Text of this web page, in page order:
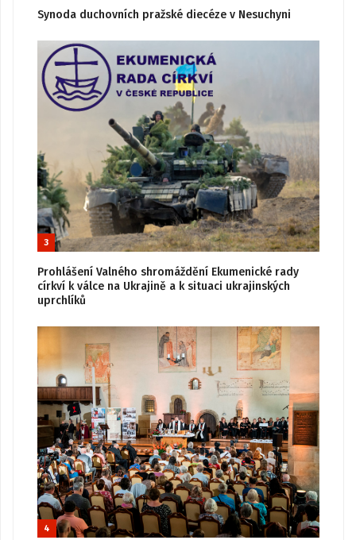
Synoda duchovních pražské diecéze v Nesuchyni
3
Prohlášení Valného shromáždění Ekumenické rady
církví k válce na Ukrajině a k situaci ukrajinských
uprchlíků
4